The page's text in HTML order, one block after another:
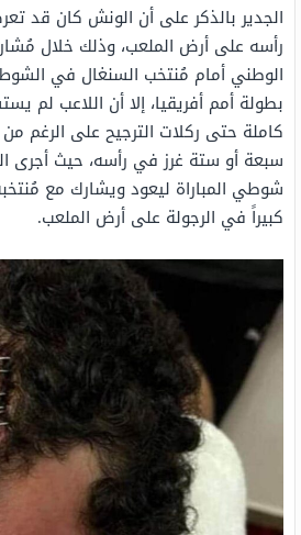
الجدير بالذكر على أن الونش كان قد
رأسه على أرض الملعب، وذلك خلال
الوطني أمام مُنتخب السنغال في
بطولة أمم أفريقيا، إلا أن اللاعب لم
كاملة حتى ركلات الترجيح على الرغم من
سبعة أو ستة غرز في رأسه، حيث أجرى
شوطي المباراة ليعود ويشارك مع مُنتخبه
كبيراً في الرجولة على أرض الملعب.